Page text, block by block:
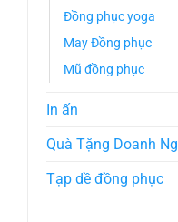
Đồng phục yoga
May Đồng phục
Mũ đồng phục
In ấn
Quà Tặng Doanh
Tạp dề đồng phục